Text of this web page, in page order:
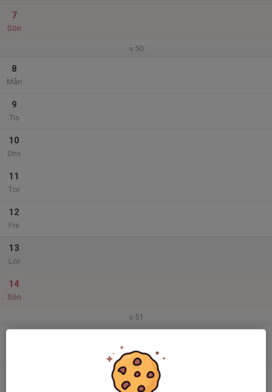
7
Sön
v.50
8
Mån
9
Tis
10
Ons
11
Tor
12
Fre
13
Lör
14
Sön
v.51